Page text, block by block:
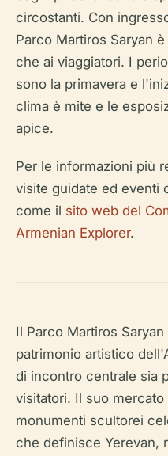
circostanti. Con
Parco Martiros Saryan
che ai viaggiatori. I
sono la primavera e
clima è mite e le
apice.
Per le informazioni più
visite guidate ed eventi
come il sito web del
Armenian Explorer.
Il Parco Martiros
patrimonio artistico
di incontro centrale sia
visitatori. Il suo
monumenti scultorei
che definisce Yerevan,